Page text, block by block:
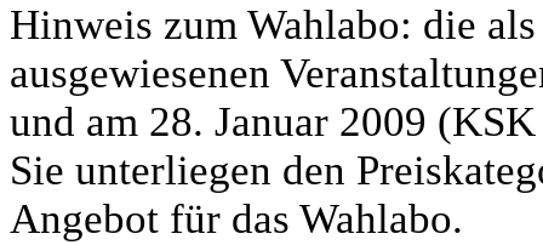
Hinweis zum Wahlabo: die
ausgewiesenen
und am 28. Januar 2009
Sie unterliegen den
Angebot für das Wahlabo.